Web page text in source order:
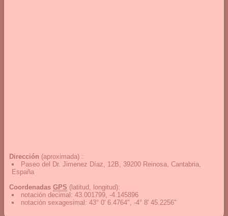
Dirección (aproximada) :
Paseo del Dr. Jimenez Díaz, 12B, 39200 Reinosa, Cantabria,
España
Coordenadas GPS (latitud, longitud):
notación decimal : 43.001799, -4.145896
notación sexagesimal : 43° 0' 6.4764", -4° 8' 45.2256"